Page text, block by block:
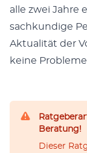
alle zwei Jahre
sachkundi­ge
Aktu­al­ität der
keine
Beratung!
Dieser